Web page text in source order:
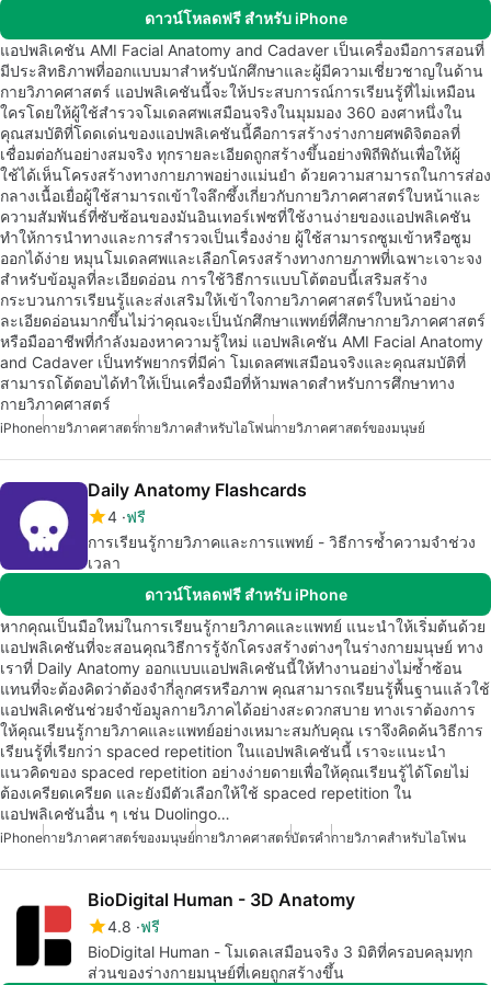
ดาวน์โหลดฟรี สำหรับ iPhone
แอปพลิเคชัน AMI Facial Anatomy and Cadaver เป็นเครื่องมือการสอนที่
มีประสิทธิภาพที่ออกแบบมาสำหรับนักศึกษาและผู้มีความเชี่ยวชาญในด้าน
กายวิภาคศาสตร์ แอปพลิเคชันนี้จะให้ประสบการณ์การเรียนรู้ที่ไม่เหมือน
ใครโดยให้ผู้ใช้สำรวจโมเดลศพเสมือนจริงในมุมมอง 360 องศาหนึ่งใน
คุณสมบัติที่โดดเด่นของแอปพลิเคชันนี้คือการสร้างร่างกายศพดิจิตอลที่
เชื่อมต่อกันอย่างสมจริง ทุกรายละเอียดถูกสร้างขึ้นอย่างพิถีพิถันเพื่อให้ผู้
ใช้ได้เห็นโครงสร้างทางกายภาพอย่างแม่นยำ ด้วยความสามารถในการส่อง
กลางเนื้อเยื่อผู้ใช้สามารถเข้าใจลึกซึ้งเกี่ยวกับกายวิภาคศาสตร์ใบหน้าและ
ความสัมพันธ์ที่ซับซ้อนของมันอินเทอร์เฟซที่ใช้งานง่ายของแอปพลิเคชัน
ทำให้การนำทางและการสำรวจเป็นเรื่องง่าย ผู้ใช้สามารถซูมเข้าหรือซูม
ออกได้ง่าย หมุนโมเดลศพและเลือกโครงสร้างทางกายภาพที่เฉพาะเจาะจง
สำหรับข้อมูลที่ละเอียดอ่อน การใช้วิธีการแบบโต้ตอบนี้เสริมสร้าง
กระบวนการเรียนรู้และส่งเสริมให้เข้าใจกายวิภาคศาสตร์ใบหน้าอย่าง
ละเอียดอ่อนมากขึ้นไม่ว่าคุณจะเป็นนักศึกษาแพทย์ที่ศึกษากายวิภาคศาสตร์
หรือมืออาชีพที่กำลังมองหาความรู้ใหม่ แอปพลิเคชัน AMI Facial Anatomy
and Cadaver เป็นทรัพยากรที่มีค่า โมเดลศพเสมือนจริงและคุณสมบัติที่
สามารถโต้ตอบได้ทำให้เป็นเครื่องมือที่ห้ามพลาดสำหรับการศึกษาทาง
กายวิภาคศาสตร์
iPhoneกายวิภาคศาสตร์กายวิภาคสำหรับไอโฟนกายวิภาคศาสตร์ของมนุษย์
Daily Anatomy Flashcards
4 ฟรี
การเรียนรู้กายวิภาคและการแพทย์ - วิธีการซ้ำความจำช่วง
เวลา
ดาวน์โหลดฟรี สำหรับ iPhone
หากคุณเป็นมือใหม่ในการเรียนรู้กายวิภาคและแพทย์ แนะนำให้เริ่มต้นด้วย
แอปพลิเคชันที่จะสอนคุณวิธีการรู้จักโครงสร้างต่างๆในร่างกายมนุษย์ ทาง
เราที่ Daily Anatomy ออกแบบแอปพลิเคชันนี้ให้ทำงานอย่างไม่ซ้ำซ้อน
แทนที่จะต้องคิดว่าต้องจำกี่ลูกศรหรือภาพ คุณสามารถเรียนรู้พื้นฐานแล้วใช้
แอปพลิเคชันช่วยจำข้อมูลกายวิภาคได้อย่างสะดวกสบาย ทางเราต้องการ
ให้คุณเรียนรู้กายวิภาคและแพทย์อย่างเหมาะสมกับคุณ เราจึงคิดค้นวิธีการ
เรียนรู้ที่เรียกว่า spaced repetition ในแอปพลิเคชันนี้ เราจะแนะนำ
แนวคิดของ spaced repetition อย่างง่ายดายเพื่อให้คุณเรียนรู้ได้โดยไม่
ต้องเครียดเครียด และยังมีตัวเลือกให้ใช้ spaced repetition ใน
แอปพลิเคชันอื่น ๆ เช่น Duolingo…
iPhoneกายวิภาคศาสตร์ของมนุษย์กายวิภาคศาสตร์บัตรคำกายวิภาคสำหรับไอโฟน
BioDigital Human - 3D Anatomy
4.8 ฟรี
BioDigital Human - โมเดลเสมือนจริง 3 มิติที่ครอบคลุมทุก
ส่วนของร่างกายมนุษย์ที่เคยถูกสร้างขึ้น